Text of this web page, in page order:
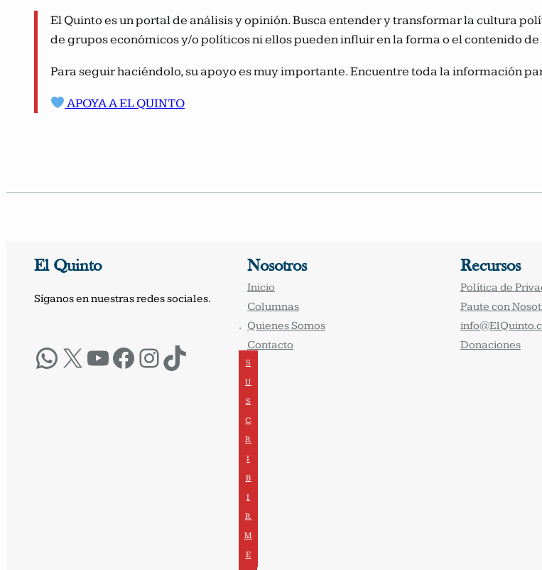
El Quinto es un portal de análisis y opinión. Busca entender y transformar la cultura
de grupos económicos y/o políticos ni ellos pueden influir en la forma o el contenido
Para seguir haciéndolo, su apoyo es muy importante. Encuentre toda la información
APOYA A EL QUINTO
El Quinto
Síganos en nuestras redes sociales.
WhatsApp X YouTube Facebook InstagramTikTok
·
S
U
S
C
R
I
B
I
R
M
E
Nosotros
Inicio
Columnas
Quienes Somos
Contacto
Recursos
Política de
Paute con
Donaciones